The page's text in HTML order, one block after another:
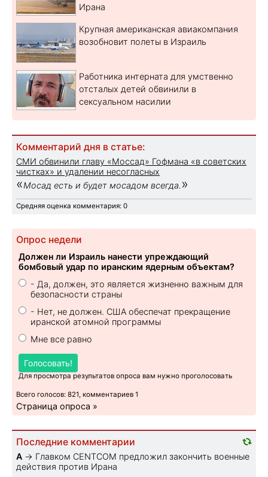
Ирана
Крупная американская авиакомпания
возобновит полеты в Израиль
Работника интерната для умственно
отсталых детей обвинили в
сексуальном насилии
Комментарий дня в статье:
СМИ обвинили главу «Моссад» Гофмана «в советских
чистках» и удалении несогласных
«Мосад есть и будет мосадом всегда. »
Средняя оценка комментария: 0
Опрос недели
Должен ли Израиль нанести упреждающий
бомбовый удар по иранским ядерным объектам?
- Да, должен, это является жизненно важным для
безопасности страны
- Нет, не должен. США обеспечат прекращение
иранской атомной программы
Мне все равно
Голосовать!
Для просмотра результатов опроса вам нужно проголосовать
Всего голосов: 821, комментариев 1
Страница опроса »
Последние комментарии
A → Главком CENTCOM предложил закончить военные
действия против Ирана